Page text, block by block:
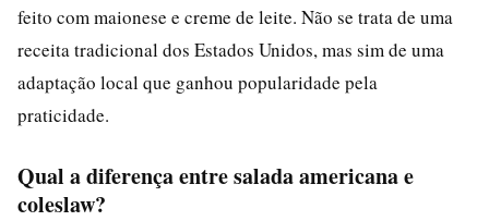
feito com maionese e creme de leite. Não se trata de uma
receita tradicional dos Estados Unidos, mas sim de uma
adaptação local que ganhou popularidade pela
praticidade.
Qual a diferença entre salada americana e
coleslaw?